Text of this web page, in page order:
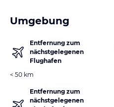
Umgebung
Entfernung zum
nächstgelegenen
Flughafen
< 50 km
Entfernung zum
nächstgelegenen